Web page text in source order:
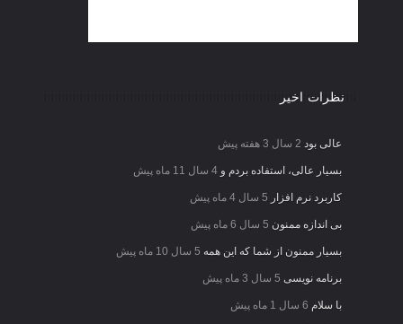
نظرات اخیر
عالی بود 2 سال 3 هفته پیش
بسیار عالی، استفاده بردم و 4 سال 11 ماه پیش
کاربرد نرم افزار 5 سال 4 ماه پیش
بی اندازه ممنون 5 سال 6 ماه پیش
بسیار ممنون از شما که این همه 5 سال 10 ماه پیش
برنامه نویسی 5 سال 3 ماه پیش
با سلام 6 سال 1 ماه پیش